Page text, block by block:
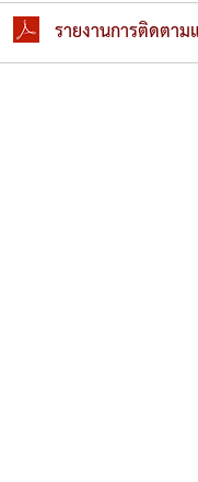
รายงานการติดตา